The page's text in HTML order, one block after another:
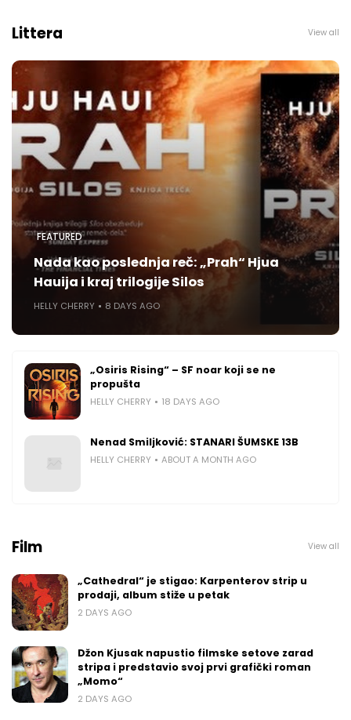
Littera View all
FEATURED
Nada kao poslednja reč: „Prah“ Hjua
Hauija i kraj trilogije Silos
HELLY CHERRY 8 DAYS AGO
„Osiris Rising“ – SF noar koji se ne
propušta
HELLY CHERRY 18 DAYS AGO
Nenad Smiljković: STANARI ŠUMSKE 13B
HELLY CHERRY ABOUT A MONTH AGO
Film View all
„Cathedral“ je stigao: Karpenterov strip u
prodaji, album stiže u petak
2 DAYS AGO
Džon Kjusak napustio filmske setove zarad
stripa i predstavio svoj prvi grafički roman
„Momo“
2 DAYS AGO